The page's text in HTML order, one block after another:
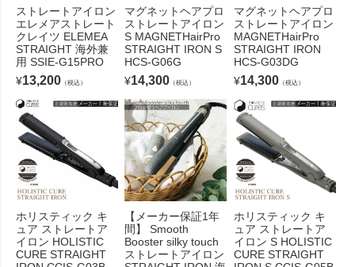
ストレートアイロン
エレメアストレート
クレイツ ELEMEA
STRAIGHT 海外兼
用 SSIE-G15PRO
¥13,200 （税込）
マグネットヘアプロ
ストレートアイロン
S MAGNETHairPro
STRAIGHT IRON S
HCS-G06G
¥14,300 （税込）
マグネットヘアプロ
ストレートアイロン
MAGNETHairPro
STRAIGHT IRON
HCS-G03DG
¥14,300（税込）
ホリスティック キ
ュア ストレートア
イロン HOLISTIC
CURE STRAIGHT
【メーカー保証1年
間】 Smooth
Booster silky touch
ストレートアイロン
ホリスティック キ
ュア ストレートア
イロン S HOLISTIC
CURE STRAIGHT